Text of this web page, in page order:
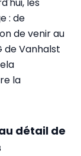
les
: de
de venir au
de Vanhalst
la
détail de